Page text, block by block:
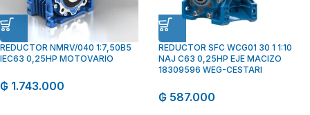
REDUCTOR NMRV/040 1:7,50B5
IEC63 0,25HP MOTOVARIO
₲ 1.743.000
REDUCTOR SFC WCG01 30 1 1:10
NAJ C63 0,25HP EJE MACIZO
18309596 WEG-CESTARI
₲ 587.000